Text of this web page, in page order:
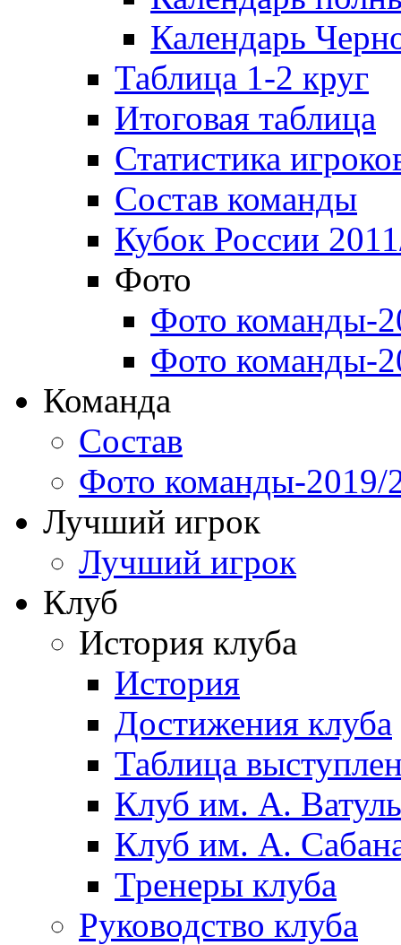
Календарь
Таблица 1-2 круг
Итоговая таблица
Статистика
Состав команды
Кубок России
Фото
Фото команды-
Фото команды-
Команда
Состав
Фото команды-2019/
Лучший игрок
Лучший игрок
Клуб
История клуба
История
Достижения клуба
Таблица
Клуб им. А.
Клуб им. А.
Тренеры клуба
Руководство клуба